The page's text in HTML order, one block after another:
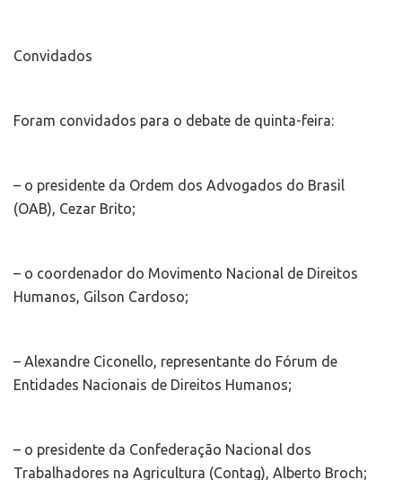
Convidados
Foram convidados para o debate de quinta-feira:
– o presidente da Ordem dos Advogados do Brasil
(OAB), Cezar Brito;
– o coordenador do Movimento Nacional de Direitos
Humanos, Gilson Cardoso;
– Alexandre Ciconello, representante do Fórum de
Entidades Nacionais de Direitos Humanos;
– o presidente da Confederação Nacional dos
Trabalhadores na Agricultura (Contag), Alberto Broch;